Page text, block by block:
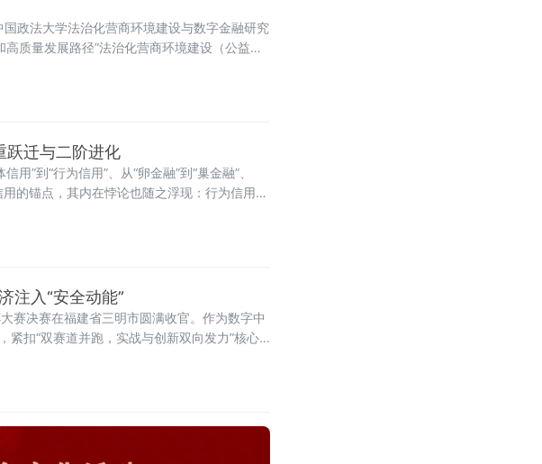
政法大学法治化营商环境建设与数字金融研究
质量发展路径”法治化营商环境建设（公益）
跃迁与二阶进化
”到“行为信用”、从“卵金融”到“巢金融”、
的锚点，其内在悖论也随之浮现：行为信用的
注入“安全动能”
赛决赛在福建省三明市圆满收官。作为数字中
紧扣“双赛道并跑，实战与创新双向发力”核心